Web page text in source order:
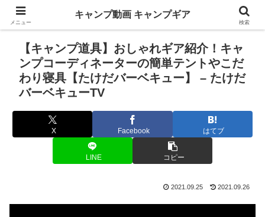
【キャンプ道具】おしゃれギア紹介！キャ
ンプコーディネーターの簡単テントやこだ
わり寝具【たけだバーベキュー】 – たけだ
バーベキューTV
X Facebook はてブ
LINE コピー
2021.09.25 2021.09.26
メニュー
キャンプ動画 キャンプギア
検索